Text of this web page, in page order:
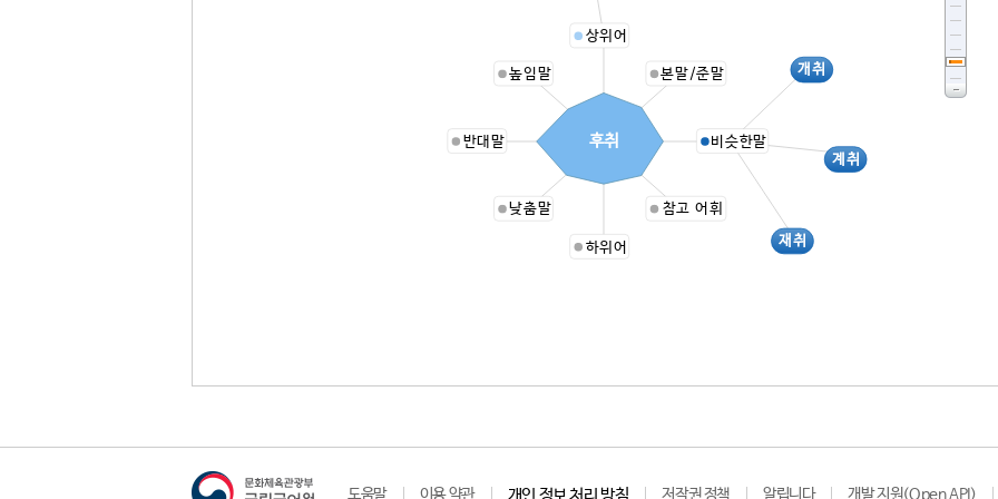
상위어
본말/준말 개취
계취
재취
비슷한말
참고 어휘
하위어
낮춤말
반대말
높임말
후취
도움말 이용 약관 개인 정보 처리 방침 저작권 정책 알립니다 개발 지원(Open API)